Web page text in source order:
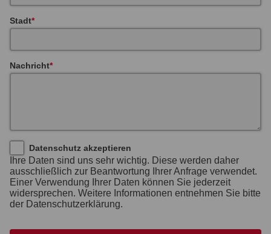
Stadt
Nachricht
Datenschutz akzeptieren
Ihre Daten sind uns sehr wichtig. Diese werden daher
ausschließlich zur Beantwortung Ihrer Anfrage verwendet.
Einer Verwendung Ihrer Daten können Sie jederzeit
widersprechen. Weitere Informationen entnehmen Sie bitte
der Datenschutzerklärung.